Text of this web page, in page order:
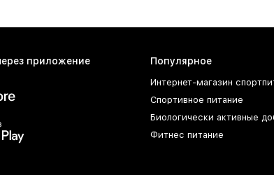
приложение Популярное
Интернет-магазин
Спортивное питание
Биологически активные
Фитнес питание